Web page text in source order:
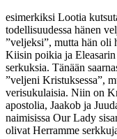
esimerkiksi Lootia
todellisuudessa hänen
”veljeksi”, mutta hän oli
Kiisin poikia ja
serkuksia. Tänään
”veljeni Kristuksessa”,
verisukulaisia. Niin on
apostolia, Jaakob ja
naimisissa Our Lady
olivat Herramme